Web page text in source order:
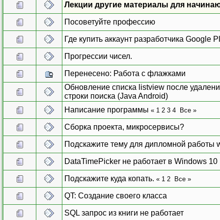
Лекции другие материалы для
Посоветуйте профессию
Где купить аккаунт разработчика Google
Прогрессии чисел.
Перенесено: Работа с флажками
Обновление списка listview после
строки поиска (Java Android)
Написание программы « 1 2 3 4 Все »
Сборка проекта, микросервисы?
Подскажите тему для дипломной работы
DataTimePicker не работает в Windows 10
Подскажите куда копать. « 1 2 Все »
QT: Создание своего класса
SQL запрос из книги не работает